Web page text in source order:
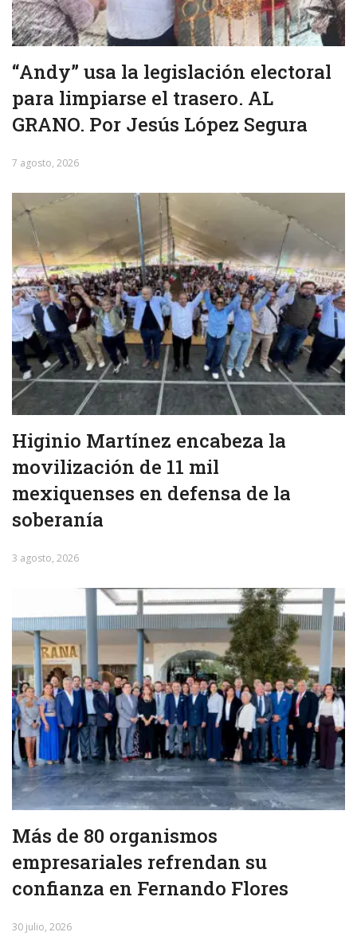
“Andy” usa la legislación electoral
para limpiarse el trasero. AL
GRANO. Por Jesús López Segura
7 agosto, 2026
Higinio Martínez encabeza la
movilización de 11 mil
mexiquenses en defensa de la
soberanía
3 agosto, 2026
Más de 80 organismos
empresariales refrendan su
confianza en Fernando Flores
30 julio, 2026